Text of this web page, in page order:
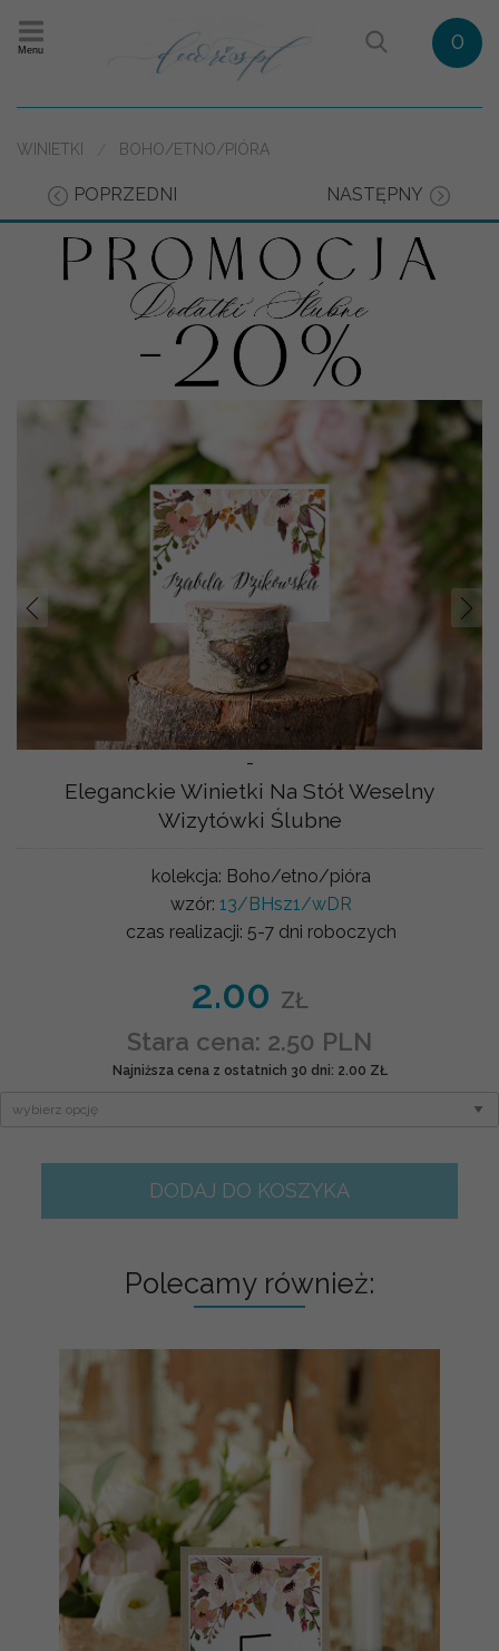
Menu 0
WINIETKI BOHO/ETNO/PIÓRA
POPRZEDNI NASTĘPNY
-
Prev
Eleganckie Winietki Na Stół Weselny
Wizytówki Ślubne
kolekcja: Boho/etno/pióra
wzór: 13/BHsz1/wDR
czas realizacji: 5-7 dni roboczych
2.00 ZŁ
Stara cena: 2.50 PLN
Najniższa cena z ostatnich 30 dni: 2.00 ZŁ
DODAJ DO KOSZYKA
Polecamy również: